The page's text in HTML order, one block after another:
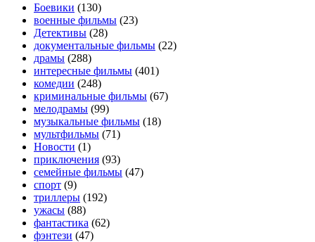
Боевики (130)
военные фильмы (23)
Детективы (28)
документальные фильмы (22)
драмы (288)
интересные фильмы (401)
комедии (248)
криминальные фильмы (67)
мелодрамы (99)
музыкальные фильмы (18)
мультфильмы (71)
Новости (1)
приключения (93)
семейные фильмы (47)
спорт (9)
триллеры (192)
ужасы (88)
фантастика (62)
фэнтези (47)